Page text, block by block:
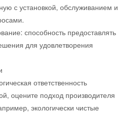
с установкой, обслуживанием и
способность предоставлять
для удовлетворения
ответственность
оцените подход производителя
экологически чистые